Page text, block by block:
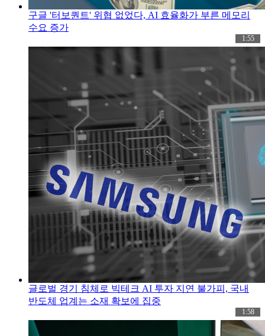
구글 '터보퀀트' 위협 없었다, AI 효율화가 부른 메모리
수요 증가
1:55
글로벌 경기 침체로 빅테크 AI 투자 지연 불가피, 국내
반도체 업계는 소재 확보에 집중
1:58